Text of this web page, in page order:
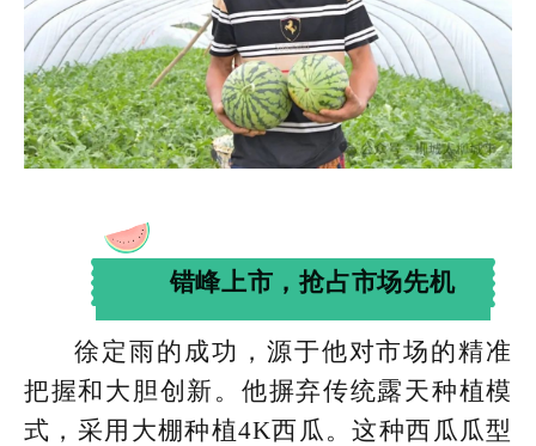
错峰上市，抢占市场先机
徐定雨的成功，源于他对市场的精准
把握和大胆创新。他摒弃传统露天种植模
式，采用大棚种植4K西瓜。这种西瓜瓜型